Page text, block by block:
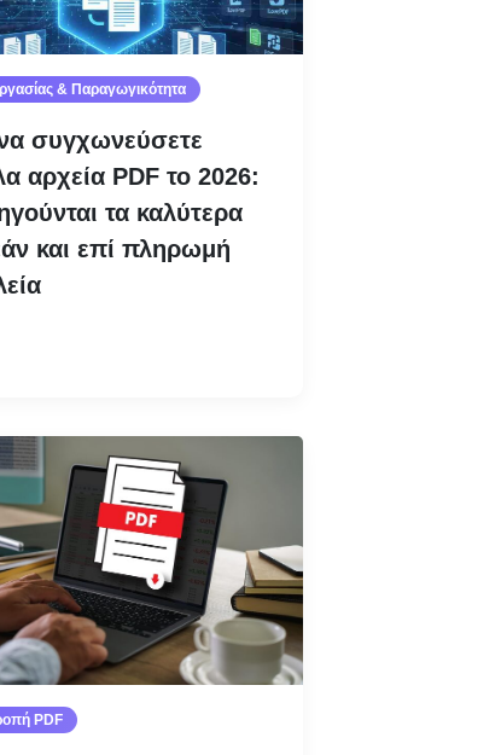
& Παραγωγικότητα
συγχωνεύσετε
αρχεία PDF το 2026:
τα καλύτερα
και επί πληρωμή
PDF